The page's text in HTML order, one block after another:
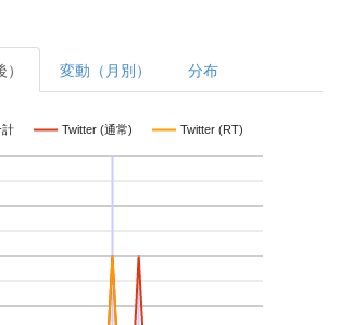
変動（月別） 分布
計 Twitter (通常) Twitter (RT)